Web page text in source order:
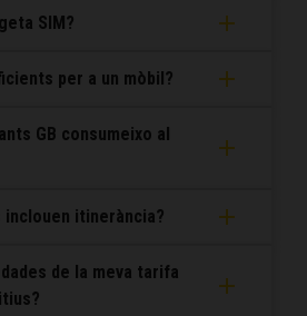
SIM?
per a un mòbil?
GB consumeixo al
itinerància?
de la meva tarifa